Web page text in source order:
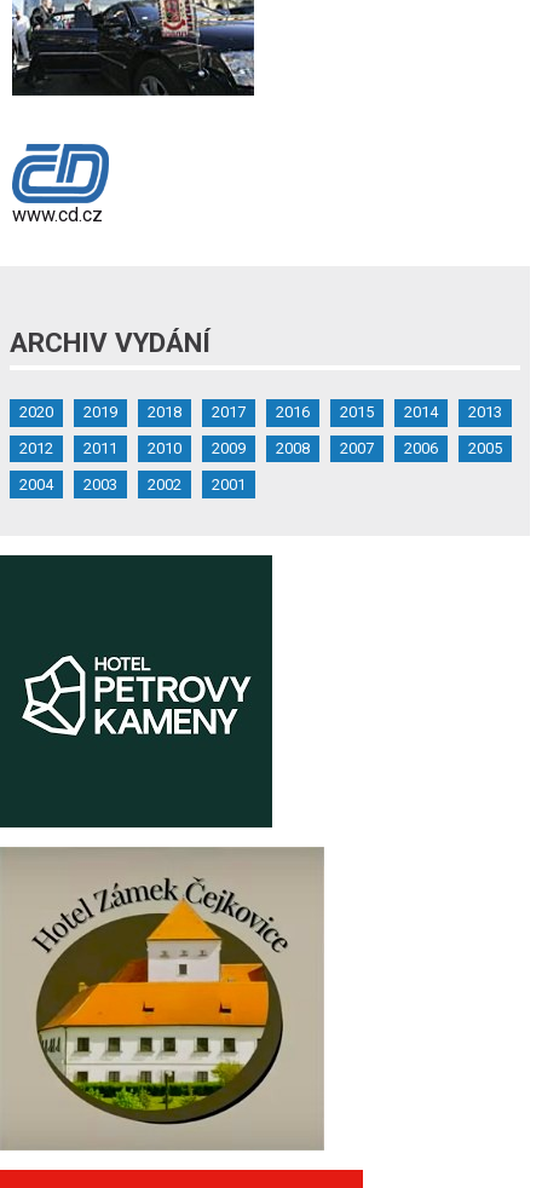
www.cd.cz
ARCHIV VYDÁNÍ
2020 2019 2018 2017 2016 2015 2014
2013
2012
2011 2010 2009 2008 2007 2006
2005
2004
2003 2002 2001